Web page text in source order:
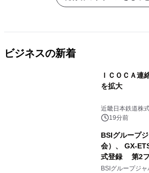
ビジネスの新着
ＩＣＯＣＡ連
を拡大
近畿日本鉄道株
19分前
BSIグループ
会）、 GX-
式登録 第2フ
が義務化、 企
BSIグループジ